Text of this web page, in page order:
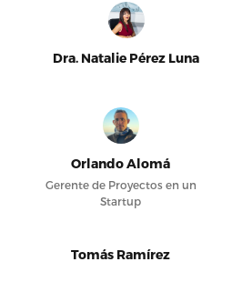
Dra. Natalie Pérez Luna
Orlando Alomá
Gerente de Proyectos en un
Startup
Tomás Ramírez